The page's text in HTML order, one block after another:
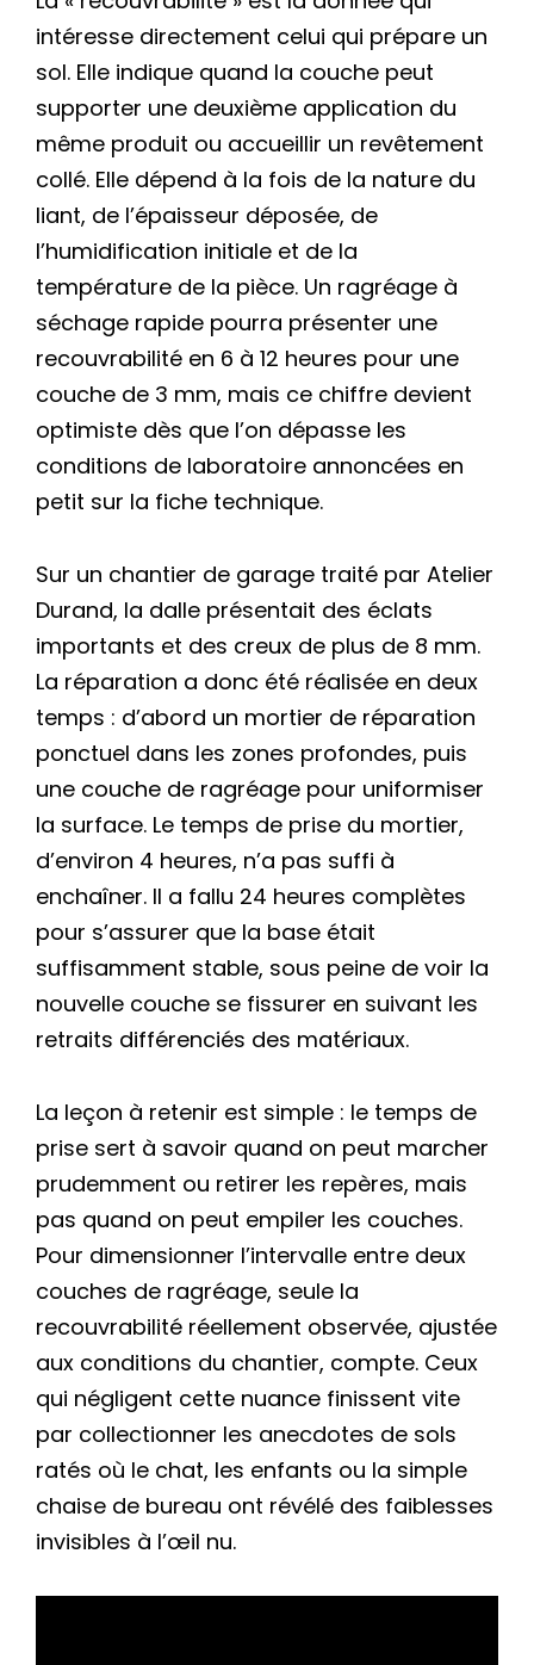
intéresse directement celui qui prépare un
sol. Elle indique quand la couche peut
supporter une deuxième application du
même produit ou accueillir un revêtement
collé. Elle dépend à la fois de la nature du
liant, de l’épaisseur déposée, de
l’humidification initiale et de la
température de la pièce. Un ragréage à
séchage rapide pourra présenter une
recouvrabilité en 6 à 12 heures pour une
couche de 3 mm, mais ce chiffre devient
optimiste dès que l’on dépasse les
conditions de laboratoire annoncées en
petit sur la fiche technique.
Sur un chantier de garage traité par Atelier
Durand, la dalle présentait des éclats
importants et des creux de plus de 8 mm.
La réparation a donc été réalisée en deux
temps : d’abord un mortier de réparation
ponctuel dans les zones profondes, puis
une couche de ragréage pour uniformiser
la surface. Le temps de prise du mortier,
d’environ 4 heures, n’a pas suffi à
enchaîner. Il a fallu 24 heures complètes
pour s’assurer que la base était
suffisamment stable, sous peine de voir la
nouvelle couche se fissurer en suivant les
retraits différenciés des matériaux.
La leçon à retenir est simple : le temps de
prise sert à savoir quand on peut marcher
prudemment ou retirer les repères, mais
pas quand on peut empiler les couches.
Pour dimensionner l’intervalle entre deux
couches de ragréage, seule la
recouvrabilité réellement observée, ajustée
aux conditions du chantier, compte. Ceux
qui négligent cette nuance finissent vite
par collectionner les anecdotes de sols
ratés où le chat, les enfants ou la simple
chaise de bureau ont révélé des faiblesses
invisibles à l’œil nu.